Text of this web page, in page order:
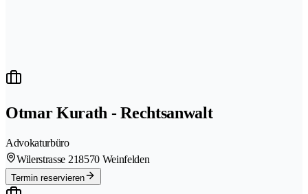
Otmar Kurath - Rechtsanwalt
Advokaturbüro
Wilerstrasse 218570 Weinfelden
Termin reservieren